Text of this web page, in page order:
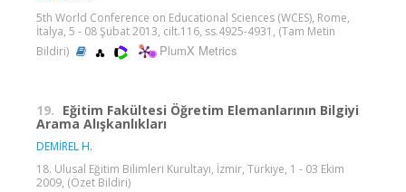
5th World Conference on Educational Sciences (WCES), Rome,
İtalya, 5 - 08 Şubat 2013, cilt.116, ss.4925-4931, (Tam Metin
Bildiri)
PlumX Metrics
19. Eğitim Fakültesi Öğretim Elemanlarının Bilgiyi
Arama Alışkanlıkları
DEMİREL H.
18. Ulusal Eğitim Bilimleri Kurultayı, İzmir, Türkiye, 1 - 03 Ekim
2009, (Özet Bildiri)